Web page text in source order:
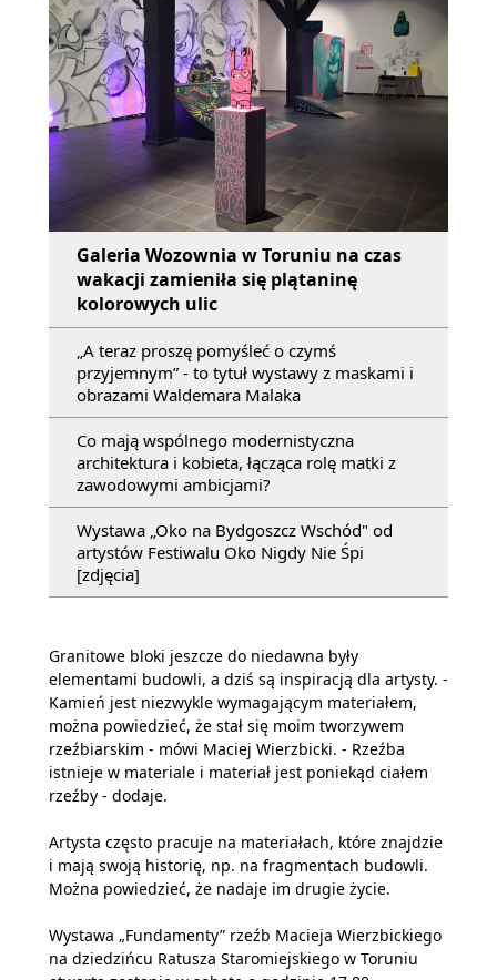
Galeria Wozownia w Toruniu na czas
wakacji zamieniła się plątaninę
kolorowych ulic
„A teraz proszę pomyśleć o czymś
przyjemnym” - to tytuł wystawy z maskami i
obrazami Waldemara Malaka
Co mają wspólnego modernistyczna
architektura i kobieta, łącząca rolę matki z
zawodowymi ambicjami?
Wystawa „Oko na Bydgoszcz Wschód" od
artystów Festiwalu Oko Nigdy Nie Śpi
[zdjęcia]
Granitowe bloki jeszcze do niedawna były
elementami budowli, a dziś są inspiracją dla artysty. -
Kamień jest niezwykle wymagającym materiałem,
można powiedzieć, że stał się moim tworzywem
rzeźbiarskim - mówi Maciej Wierzbicki. - Rzeźba
istnieje w materiale i materiał jest poniekąd ciałem
rzeźby - dodaje.
Artysta często pracuje na materiałach, które znajdzie
i mają swoją historię, np. na fragmentach budowli.
Można powiedzieć, że nadaje im drugie życie.
Wystawa „Fundamenty” rzeźb Macieja Wierzbickiego
na dziedzińcu Ratusza Staromiejskiego w Toruniu